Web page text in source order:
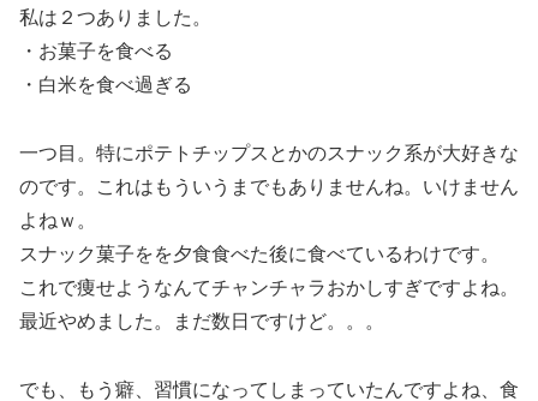
私は２つありました。
・お菓子を食べる
・白米を食べ過ぎる
一つ目。特にポテトチップスとかのスナック系が大好きな
のです。これはもういうまでもありませんね。いけません
よねｗ。
スナック菓子をを夕食食べた後に食べているわけです。
これで痩せようなんてチャンチャラおかしすぎですよね。
最近やめました。まだ数日ですけど。。。
でも、もう癖、習慣になってしまっていたんですよね、食